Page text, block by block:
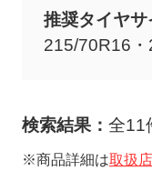
推奨タイヤサ
215/70R16
検索結果： 全11
※商品詳細は取扱店